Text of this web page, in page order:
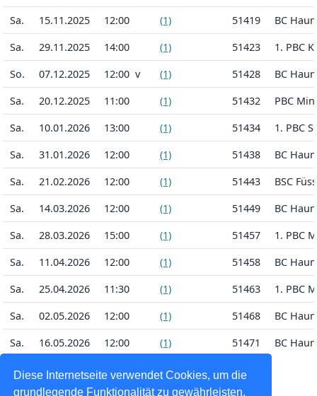
Diese Internetseite verwendet Cookies, um die
grundlegende Funktionalität zu gewährleisten,
Sa.
15.11.2025 12:00 (1) 51419
BC
Sa.
29.11.2025 14:00 (1) 51423
1. PBC
So.
07.12.2025 12:00 v (1) 51428
BC
Sa.
20.12.2025 11:00 (1) 51432
PBC
Sa.
10.01.2026 13:00 (1) 51434
1. PBC
Sa.
31.01.2026 12:00 (1) 51438
BC
Sa.
21.02.2026 12:00 (1) 51443
BSC
Sa.
14.03.2026 12:00 (1) 51449
BC
Sa.
28.03.2026 15:00 (1) 51457
1. PBC
Sa.
11.04.2026 12:00 (1) 51458
BC
Sa.
25.04.2026 11:30 (1) 51463
1. PBC
Sa.
02.05.2026 12:00 (1) 51468
BC
Sa.
16.05.2026 12:00 (1) 51471 BC
Kalender herunterladen